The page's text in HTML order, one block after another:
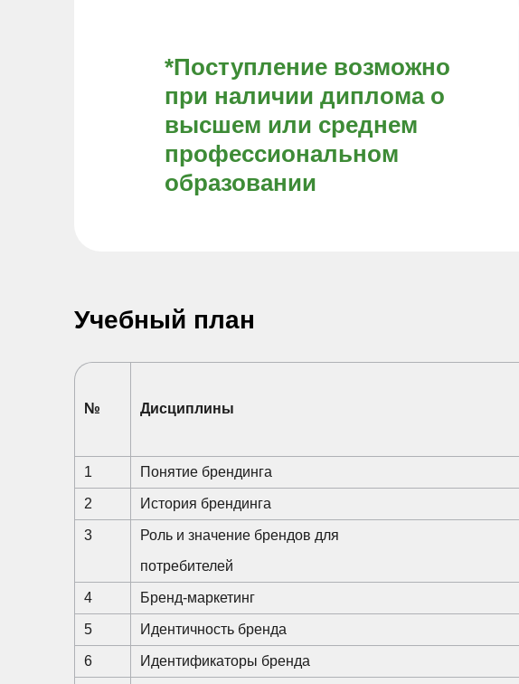
*Поступление возможно
при наличии диплома о
высшем или среднем
профессиональном
образовании
Учебный план
№ Дисциплины
1 Понятие брендинга
2 История брендинга
3
Роль и значение брендов для
потребителей
4 Бренд-маркетинг
5 Идентичность бренда
6 Идентификаторы бренда